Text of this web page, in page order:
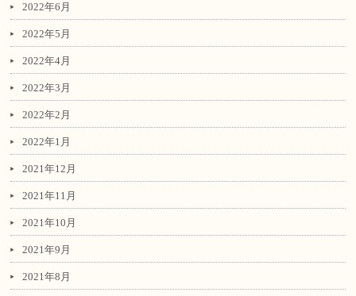
2022年6月
2022年5月
2022年4月
2022年3月
2022年2月
2022年1月
2021年12月
2021年11月
2021年10月
2021年9月
2021年8月